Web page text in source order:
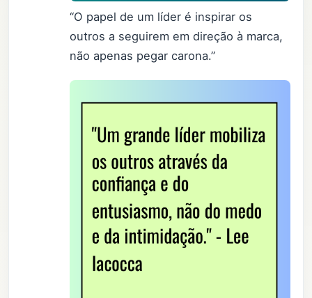
“O papel de um líder é inspirar os
outros a seguirem em direção à marca,
não apenas pegar carona.”